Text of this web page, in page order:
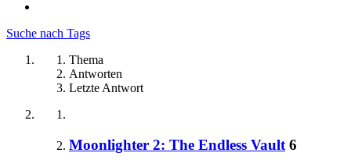
Suche nach Tags
Thema
Antworten
Letzte Antwort
Moonlighter 2: The Endless Vault 6